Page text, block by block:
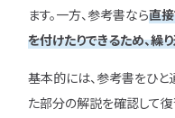
ます。一方、参考書なら直
を付けたりできるため、繰
基本的には、参考書をひと
た部分の解説を確認して